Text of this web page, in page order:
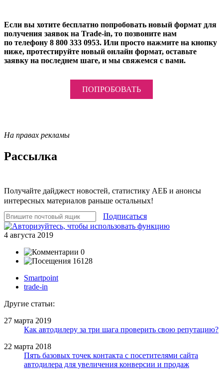
Если вы хотите бесплатно попробовать новый формат для
получения заявок на Trade-in, то позвоните нам
по телефону 8 800 333 0953. Или просто нажмите на кнопку
ниже, протестируйте новый онлайн формат, оставьте
заявку на последнем шаге, и мы свяжемся с вами.
ПОПРОБОВАТЬ
На правах рекламы
Рассылка
Получайте дайджест новостей, статистику АЕБ и анонсы
интересных материалов раньше остальных!
Подписаться
4 августа 2019
0
16128
Smartpoint
trade-in
Другие статьи:
27 марта 2019
Как автодилеру за три шага проверить свою репутацию?
22 марта 2018
Пять базовых точек контакта с посетителями сайта
автодилера для увеличения конверсии и продаж